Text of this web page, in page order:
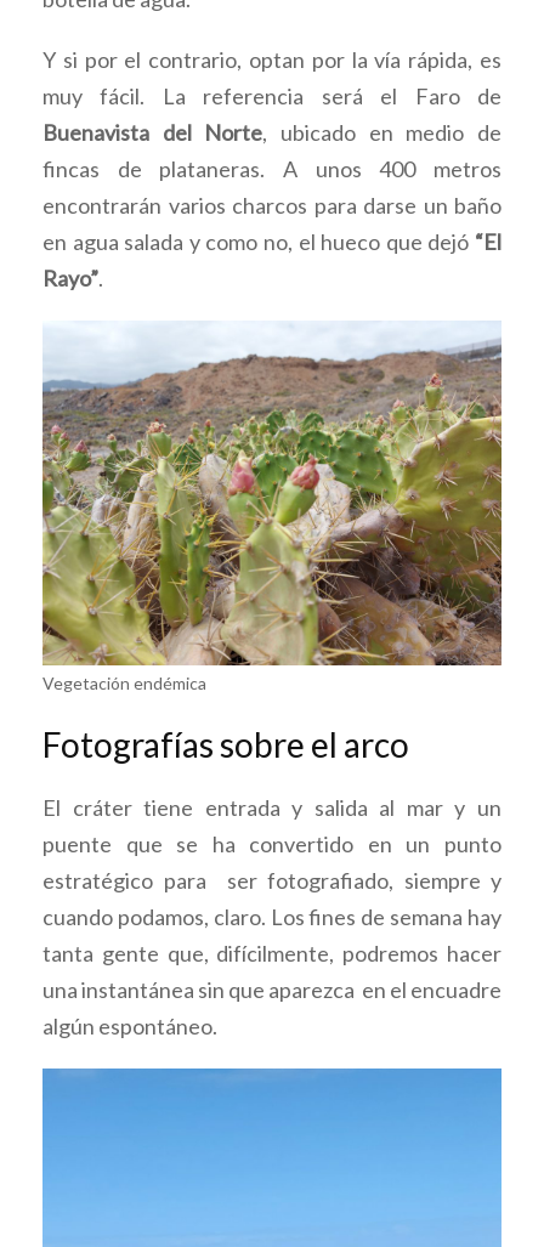
Y si por el contrario, optan por la vía rápida, es
muy fácil. La referencia será el Faro de
Buenavista del Norte, ubicado en medio de
fincas de plataneras. A unos 400 metros
encontrarán varios charcos para darse un baño
en agua salada y como no, el hueco que dejó “El
Rayo”.
Vegetación endémica
Fotografías sobre el arco
El cráter tiene entrada y salida al mar y un
puente que se ha convertido en un punto
estratégico para ser fotografiado, siempre y
cuando podamos, claro. Los fines de semana hay
tanta gente que, difícilmente, podremos hacer
una instantánea sin que aparezca en el encuadre
algún espontáneo.